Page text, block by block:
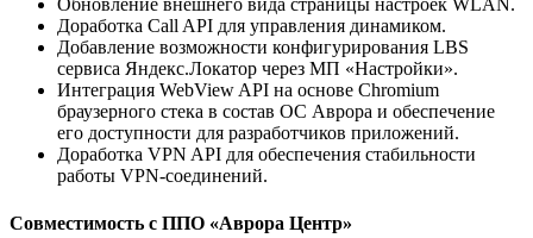
Обновление внешнего вида страницы настроек WLAN.
Доработка Call API для управления динамиком.
Добавление возможности конфигурирования LBS
сервиса Яндекс.Локатор через МП «Настройки».
Интеграция WebView API на основе Chromium
браузерного стека в состав ОС Аврора и обеспечение
его доступности для разработчиков приложений.
Доработка VPN API для обеспечения стабильности
работы VPN-соединений.
Совместимость с ППО «Аврора Центр»